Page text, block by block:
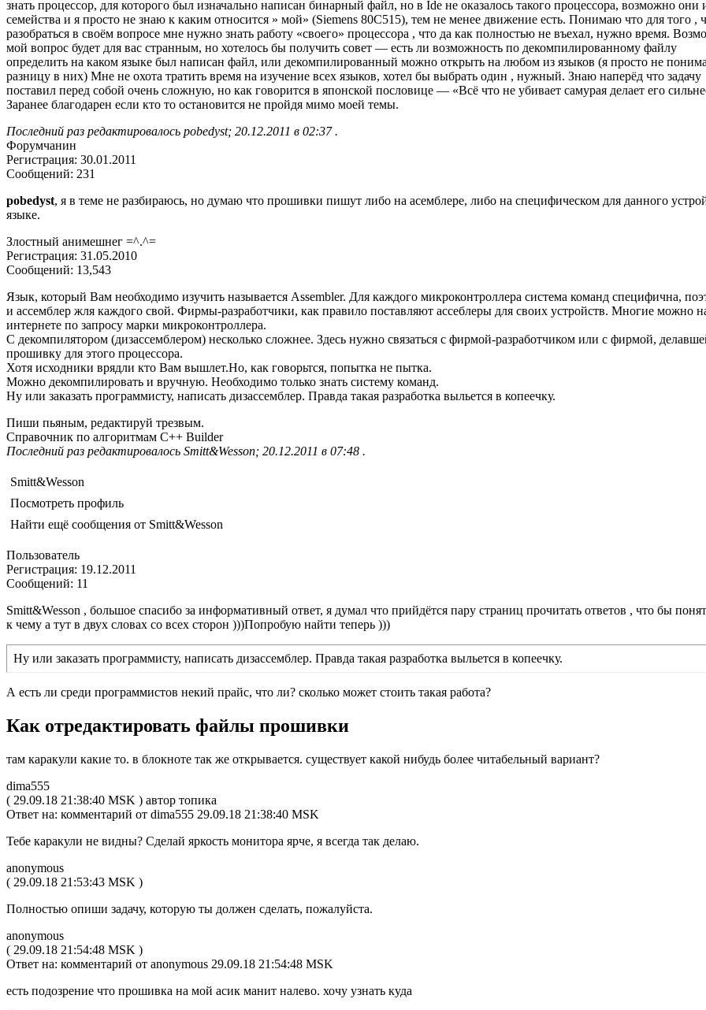
знать процессор, для которого был изначально написан бинарный файл, но в Ide не оказалось такого процессора, возможно они
семейства и я просто не знаю к каким относится » мой» (Siemens 80C515), тем не менее движение есть. Понимаю что для того ,
разобраться в своём вопросе мне нужно знать работу «своего» процессора , что да как полностью не въехал, нужно время.
мой вопрос будет для вас странным, но хотелось бы получить совет — есть ли возможность по декомпилированному файлу
определить на каком языке был написан файл, или декомпилированный можно открыть на любом из языков (я просто не
разницу в них) Мне не охота тратить время на изучение всех языков, хотел бы выбрать один , нужный. Знаю наперёд что задачу
поставил перед собой очень сложную, но как говорится в японской пословице — «Всё что не убивает самурая делает его
Заранее благодарен если кто то остановится не пройдя мимо моей темы.
Последний раз редактировалось pobedyst; 20.12.2011 в 02:37 .
Форумчанин
Регистрация: 30.01.2011
Сообщений: 231
pobedyst, я в теме не разбираюсь, но думаю что прошивки пишут либо на асемблере, либо на специфическом для данного
языке.
Злостный анимешнег =^.^=
Регистрация: 31.05.2010
Сообщений: 13,543
Язык, который Вам необходимо изучить называется Assembler. Для каждого микроконтроллера система команд специфична,
и ассемблер жля каждого свой. Фирмы-разработчики, как правило поставляют ассеблеры для своих устройств. Многие можно
интернете по запросу марки микроконтроллера.
С декомпилятором (дизассемблером) несколько сложнее. Здесь нужно связаться с фирмой-разработчиком или с фирмой,
прошивку для этого процессора.
Хотя исходники врядли кто Вам вышлет.Но, как говорьтся, попытка не пытка.
Можно декомпилировать и вручную. Необходимо только знать систему команд.
Ну или заказать программисту, написать дизассемблер. Правда такая разработка выльется в копеечку.
Пиши пьяным, редактируй трезвым.
Справочник по алгоритмам С++ Builder
Последний раз редактировалось Smitt&Wesson; 20.12.2011 в 07:48 .
Smitt&Wesson
Посмотреть профиль
Найти ещё сообщения от Smitt&Wesson
Пользователь
Регистрация: 19.12.2011
Сообщений: 11
Smitt&Wesson , большое спасибо за информативный ответ, я думал что прийдётся пару страниц прочитать ответов , что бы
к чему а тут в двух словах со всех сторон )))Попробую найти теперь )))
Ну или заказать программисту, написать дизассемблер. Правда такая разработка выльется в копеечку.
А есть ли среди программистов некий прайс, что ли? сколько может стоить такая работа?
Как отредактировать файлы прошивки
там каракули какие то. в блокноте так же открывается. существует какой нибудь более читабельный вариант?
dima555
( 29.09.18 21:38:40 MSK ) автор топика
Ответ на: комментарий от dima555 29.09.18 21:38:40 MSK
Тебе каракули не видны? Сделай яркость монитора ярче, я всегда так делаю.
anonymous
( 29.09.18 21:53:43 MSK )
Полностью опиши задачу, которую ты должен сделать, пожалуйста.
anonymous
( 29.09.18 21:54:48 MSK )
Ответ на: комментарий от anonymous 29.09.18 21:54:48 MSK
есть подозрение что прошивка на мой асик манит налево. хочу узнать куда